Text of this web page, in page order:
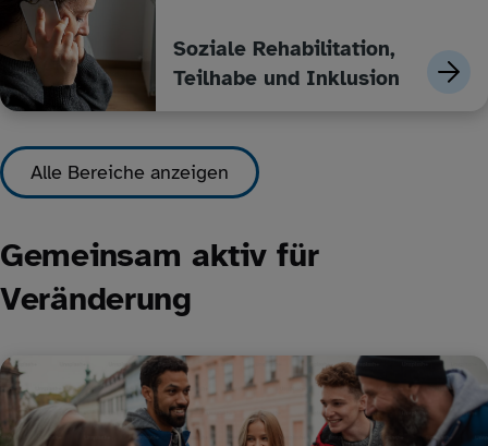
Soziale Rehabilitation,
Teilhabe und Inklusion
Alle Bereiche anzeigen
Gemeinsam aktiv für
Veränderung